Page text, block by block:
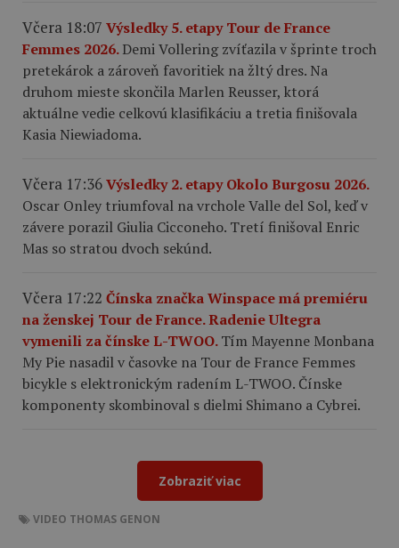
Včera 18:07 Výsledky 5. etapy Tour de France
Femmes 2026.Demi Vollering zvíťazila v šprinte troch
pretekárok a zároveň favoritiek na žltý dres. Na
druhom mieste skončila Marlen Reusser, ktorá
aktuálne vedie celkovú klasifikáciu a tretia finišovala
Kasia Niewiadoma.
Včera 17:36Výsledky 2. etapy Okolo Burgosu 2026.
Oscar Onley triumfoval na vrchole Valle del Sol, keď v
závere porazil Giulia Cicconeho. Tretí finišoval Enric
Mas so stratou dvoch sekúnd.
Včera 17:22 Čínska značka Winspace má premiéru
na ženskej Tour de France. Radenie Ultegra
vymenili za čínske L-TWOO.Tím Mayenne Monbana
My Pie nasadil v časovke na Tour de France Femmes
bicykle s elektronickým radením L-TWOO. Čínske
komponenty skombinoval s dielmi Shimano a Cybrei.
Zobraziť viac
VIDEO THOMAS GENON